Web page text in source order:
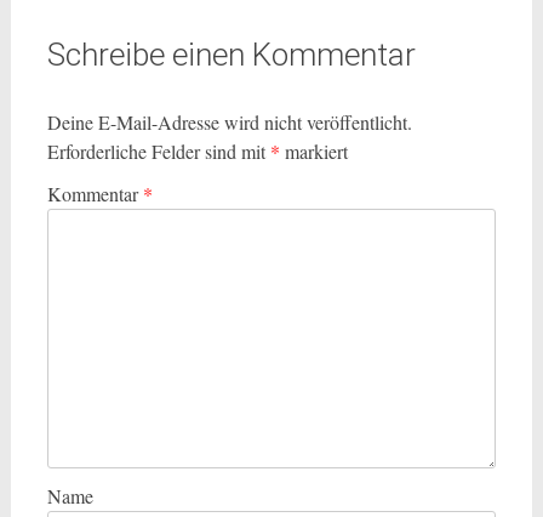
Schreibe einen Kommentar
Deine E-Mail-Adresse wird nicht veröffentlicht.
Erforderliche Felder sind mit * markiert
Kommentar*
Name